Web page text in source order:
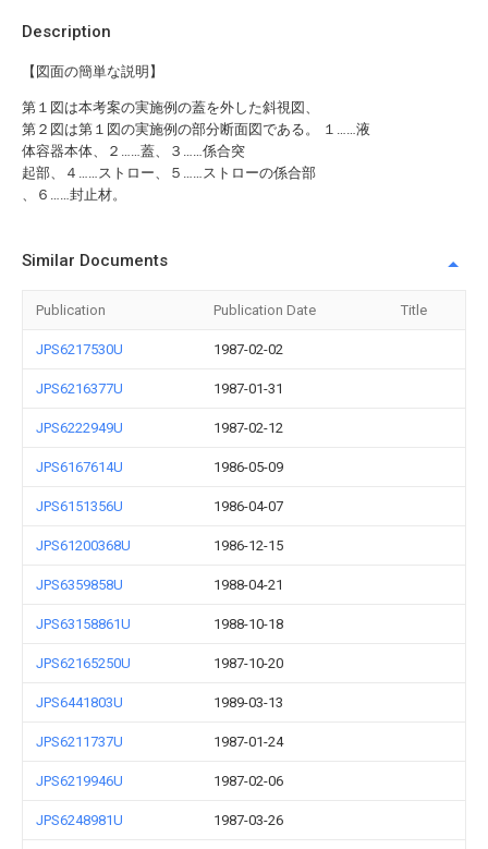
Description
【図面の簡単な説明】
第１図は本考案の実施例の蓋を外した斜視図、
第２図は第１図の実施例の部分断面図である。 １……液
体容器本体、２……蓋、３……係合突
起部、４……ストロー、５……ストローの係合部
、６……封止材。
Similar Documents
Publication Publication Date Title
JPS6217530U 1987-02-02
JPS6216377U 1987-01-31
JPS6222949U 1987-02-12
JPS6167614U 1986-05-09
JPS6151356U 1986-04-07
JPS61200368U 1986-12-15
JPS6359858U 1988-04-21
JPS63158861U 1988-10-18
JPS62165250U 1987-10-20
JPS6441803U 1989-03-13
JPS6211737U 1987-01-24
JPS6219946U 1987-02-06
JPS6248981U 1987-03-26